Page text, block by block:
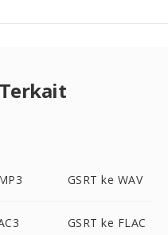
GSRT ke WAV
GSRT ke FLAC